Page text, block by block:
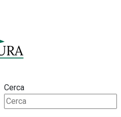
Cerca